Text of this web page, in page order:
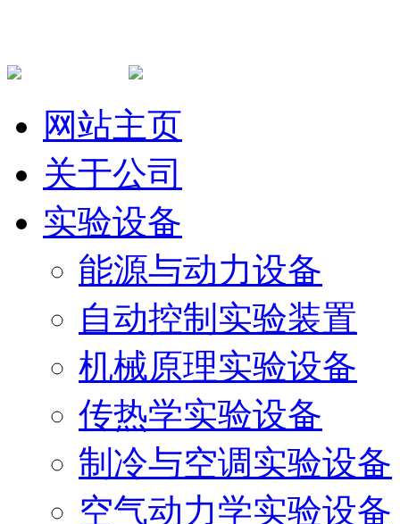
网站主页
关于公司
实验设备
能源与动力设备
自动控制实验装置
机械原理实验设备
传热学实验设备
制冷与空调实验设备
空气动力学实验设备